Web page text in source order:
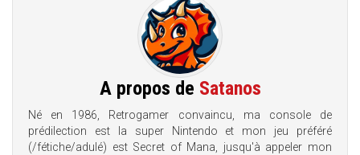
A propos de Satanos
Né en 1986, Retrogamer convaincu, ma console de
prédilection est la super Nintendo et mon jeu préféré
(/fétiche/adulé) est Secret of Mana, jusqu'à appeler mon